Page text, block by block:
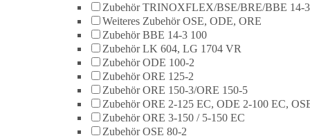
Zubehör TRINOXFLEX/BSE/BRE/BBE 14-3
Weiteres Zubehör OSE, ODE, ORE
Zubehör BBE 14-3 100
Zubehör LK 604, LG 1704 VR
Zubehör ODE 100-2
Zubehör ORE 125-2
Zubehör ORE 150-3/ORE 150-5
Zubehör ORE 2-125 EC, ODE 2-100 EC,
Zubehör ORE 3-150 / 5-150 EC
Zubehör OSE 80-2